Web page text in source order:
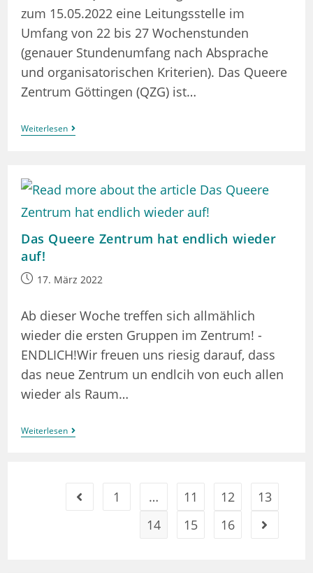
zum 15.05.2022 eine Leitungsstelle im
Umfang von 22 bis 27 Wochenstunden
(genauer Stundenumfang nach Absprache
und organisatorischen Kriterien). Das Queere
Zentrum Göttingen (QZG) ist…
WeiterlesenWir
Suchen
Das Queere Zentrum hat endlich wieder
auf!
Beitrag17. März 2022
Ab dieser Woche treffen sich allmählich
wieder die ersten Gruppen im Zentrum! -
ENDLICH!Wir freuen uns riesig darauf, dass
das neue Zentrum un endlcih von euch allen
wieder als Raum…
WeiterlesenDas
Queere
Auf!Gehe zur vorherigen Seite
1 … 11 12
13
14
15 16 Gehe zur